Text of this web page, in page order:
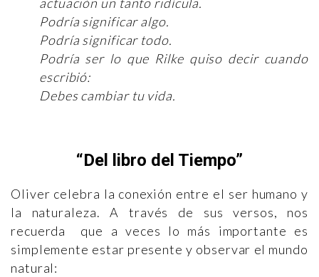
Podría significar algo.
Podría significar todo.
Podría ser lo que Rilke quiso decir cuando
escribió:
Debes cambiar tu vida.
“Del libro del Tiempo”
Oliver celebra la conexión entre el ser humano y
la naturaleza. A través de sus versos, nos
recuerda que a veces lo más importante es
simplemente estar presente y observar el mundo
natural: